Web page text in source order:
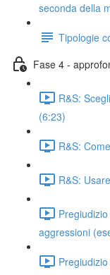
seconda della
Tipologie
Fase 4 -
R&S:
(6:23)
R&S:
R&S:
aggressioni